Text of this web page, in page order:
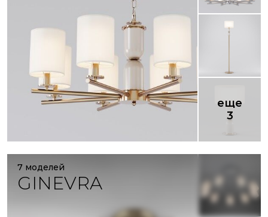
еще
3
7 моделей
GINEVRA